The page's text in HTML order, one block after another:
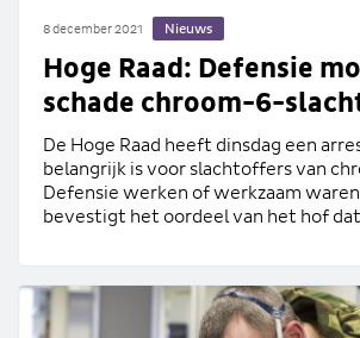
8 december 2021 Nieuws
Hoge Raad: Defensie
schade chroom-6-
De Hoge Raad heeft dinsdag een
belangrijk is voor slachtoffers van
Defensie werken of werkzaam
bevestigt het oordeel van het hof